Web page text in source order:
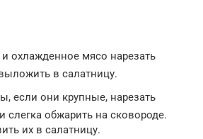
охлажденное мясо нарезать
в салатницу.
если они крупные, нарезать
слегка обжарить на сковороде.
их в салатницу.